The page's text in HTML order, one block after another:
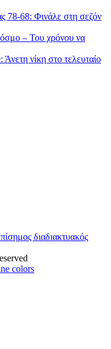
78-68: Φινάλε στη σεζόν
– Του χρόνου να
νίκη στο τελευταίο
διαδιακτυακός
colors